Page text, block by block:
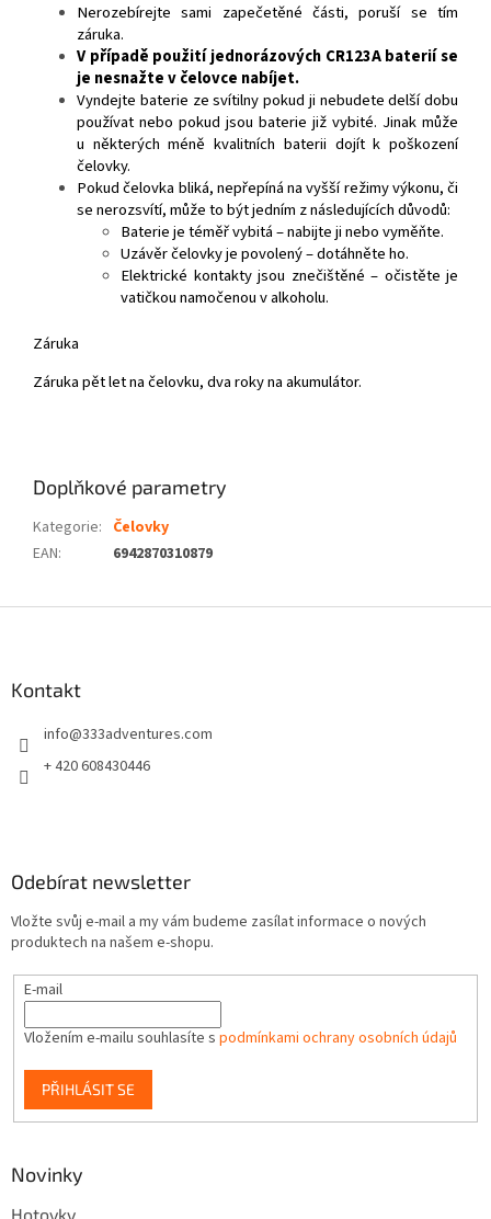
Nerozebírejte sami zapečetěné části, poruší se tím
záruka.
V případě použití jednorázových CR123A baterií se
je nesnažte v čelovce nabíjet.
Vyndejte baterie ze svítilny pokud ji nebudete delší dobu
používat nebo pokud jsou baterie již vybité. Jinak může
u některých méně kvalitních baterii dojít k poškození
čelovky.
Pokud čelovka bliká, nepřepíná na vyšší režimy výkonu, či
se nerozsvítí, může to být jedním z následujících důvodů:
Baterie je téměř vybitá – nabijte ji nebo vyměňte.
Uzávěr čelovky je povolený – dotáhněte ho.
Elektrické kontakty jsou znečištěné – očistěte je
vatičkou namočenou v alkoholu.
Záruka
Záruka pět let na čelovku, dva roky na akumulátor.
Doplňkové parametry
Kategorie: Čelovky
EAN: 6942870310879
Kontakt
info@333adventures.com
+ 420 608430446
Odebírat newsletter
Vložte svůj e-mail a my vám budeme zasílat informace o nových
produktech na našem e-shopu.
E-mail
Vložením e-mailu souhlasíte s podmínkami ochrany osobních údajů
PŘIHLÁSIT SE
Novinky
Hotovky